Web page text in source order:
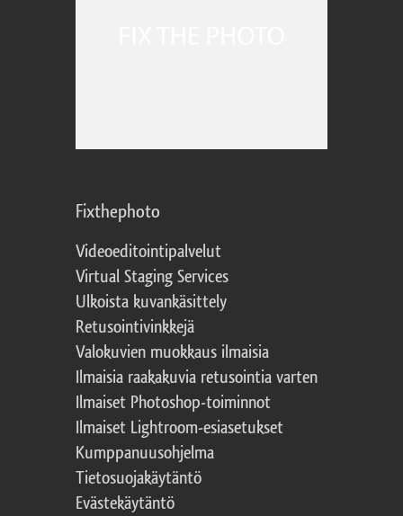
Fixthephoto
Videoeditointipalvelut
Virtual Staging Services
Ulkoista kuvankäsittely
Retusointivinkkejä
Valokuvien muokkaus ilmaisia
Ilmaisia raakakuvia retusointia varten
Ilmaiset Photoshop-toiminnot
Ilmaiset Lightroom-esiasetukset
Kumppanuusohjelma
Tietosuojakäytäntö
Evästekäytäntö